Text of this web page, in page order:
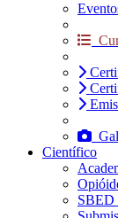
Científico
SBED